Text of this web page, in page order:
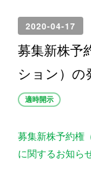
2020-04-17
募集新株予
ション）の
適時開示
募集新株予約権
に関するお知ら